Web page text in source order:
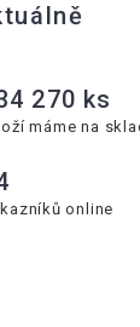
270 ks
máme na
online